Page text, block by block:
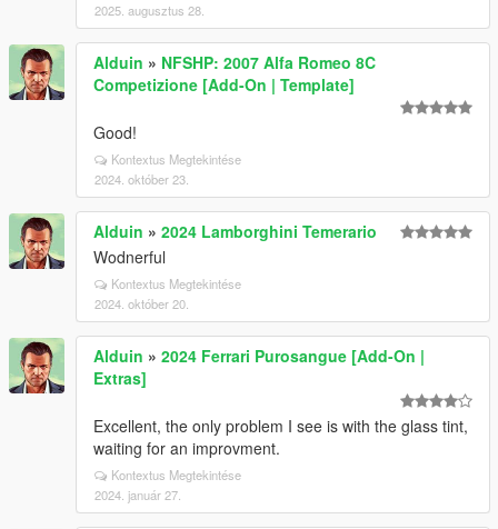
2025. augusztus 28.
Alduin » NFSHP: 2007 Alfa Romeo 8C
Competizione [Add-On | Template]
Good!
Kontextus Megtekintése
2024. október 23.
Alduin » 2024 Lamborghini Temerario
Wodnerful
Kontextus Megtekintése
2024. október 20.
Alduin » 2024 Ferrari Purosangue [Add-On |
Extras]
Excellent, the only problem I see is with the glass tint,
waiting for an improvment.
Kontextus Megtekintése
2024. január 27.